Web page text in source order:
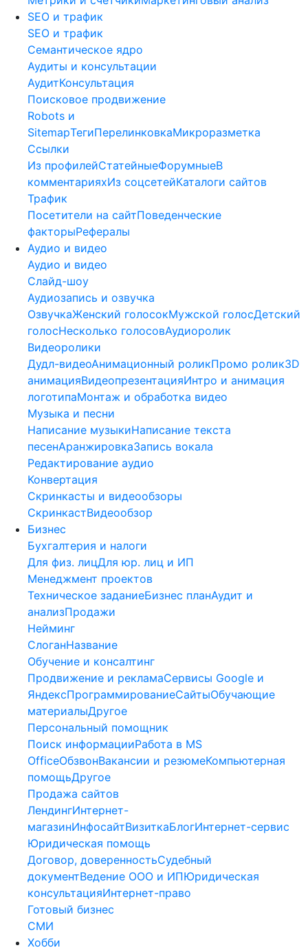
SEO и трафик
SEO и трафик
Семантическое ядро
Аудиты и консультации
АудитКонсультация
Поисковое продвижение
Robots и
SitemapТегиПерелинковкаМикроразметка
Ссылки
Из профилейСтатейныеФорумныеВ
комментарияхИз соцсетейКаталоги сайтов
Трафик
Посетители на сайтПоведенческие
факторыРефералы
Аудио и видео
Аудио и видео
Слайд-шоу
Аудиозапись и озвучка
ОзвучкаЖенский голосокМужской голосДетский
голосНесколько голосовАудиоролик
Видеоролики
Дудл-видеоАнимационный роликПромо ролик3D
анимацияВидеопрезентацияИнтро и анимация
логотипаМонтаж и обработка видео
Музыка и песни
Написание музыкиНаписание текста
песенАранжировкаЗапись вокала
Редактирование аудио
Конвертация
Скринкасты и видеообзоры
СкринкастВидеообзор
Бизнес
Бухгалтерия и налоги
Для физ. лицДля юр. лиц и ИП
Менеджмент проектов
Техническое заданиеБизнес планАудит и
анализПродажи
Нейминг
СлоганНазвание
Обучение и консалтинг
Продвижение и рекламаСервисы Google и
ЯндексПрограммированиеСайтыОбучающие
материалыДругое
Персональный помощник
Поиск информацииРабота в MS
OfficeОбзвонВакансии и резюмеКомпьютерная
помощьДругое
Продажа сайтов
ЛендингИнтернет-
магазинИнфосайтВизиткаБлогИнтернет-сервис
Юридическая помощь
Договор, доверенностьСудебный
документВедение ООО и ИПЮридическая
консультацияИнтернет-право
Готовый бизнес
СМИ
Хобби